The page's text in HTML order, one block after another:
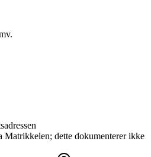
Matrikkelen; dette dokumenterer ikke